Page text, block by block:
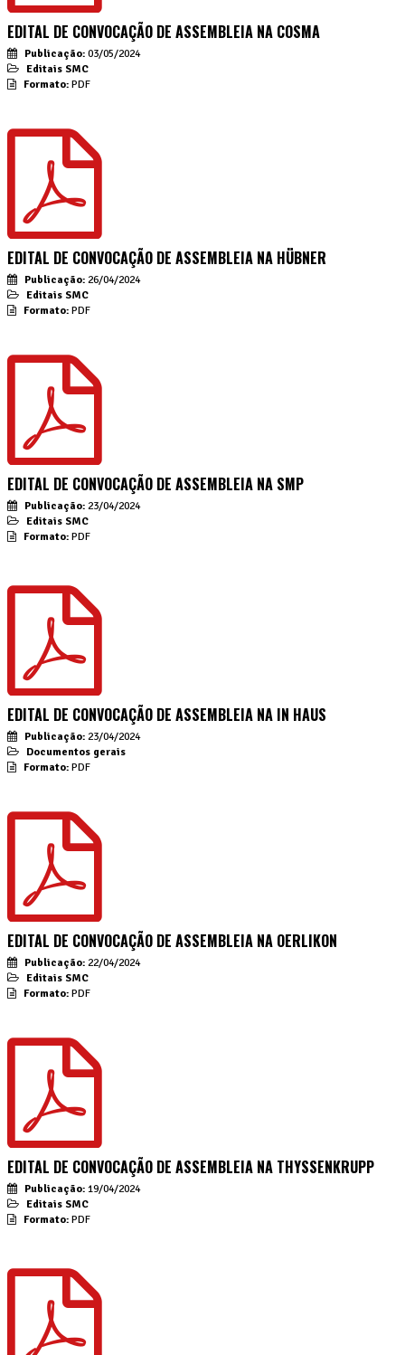
EDITAL DE CONVOCAÇÃO DE ASSEMBLEIA NA COSMA
Publicação: 03/05/2024
Editais SMC
Formato: PDF
EDITAL DE CONVOCAÇÃO DE ASSEMBLEIA NA HÜBNER
Publicação: 26/04/2024
Editais SMC
Formato: PDF
EDITAL DE CONVOCAÇÃO DE ASSEMBLEIA NA SMP
Publicação: 23/04/2024
Editais SMC
Formato: PDF
EDITAL DE CONVOCAÇÃO DE ASSEMBLEIA NA IN HAUS
Publicação: 23/04/2024
Documentos gerais
Formato: PDF
EDITAL DE CONVOCAÇÃO DE ASSEMBLEIA NA OERLIKON
Publicação: 22/04/2024
Editais SMC
Formato: PDF
EDITAL DE CONVOCAÇÃO DE ASSEMBLEIA NA THYSSENKRUPP
Publicação: 19/04/2024
Editais SMC
Formato: PDF